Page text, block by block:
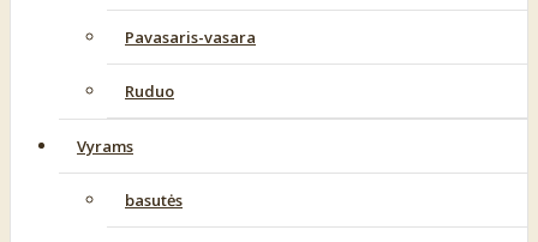
Pavasaris-vasara
Ruduo
Vyrams
basutės